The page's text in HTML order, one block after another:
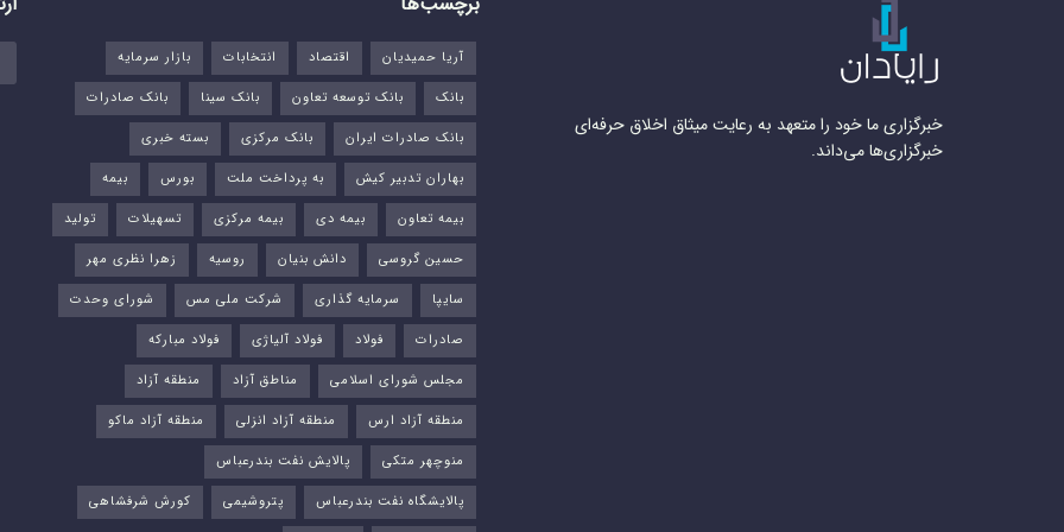
خبرگزاری ما خود را متعهد به رعایت میثاق اخلاق حرفه‌ای
خبرگزاری‌ها می‌داند.
آریا حمیدیان اقتصاد انتخابات
بازار سرمایه
بانک
بانک توسعه تعاون بانک سینا
بانک صادرات
بانک صادرات ایران
بانک مرکزی
بسته خبری
بهاران تدبیر کیش
به پرداخت ملت بورس‌
بیمه
بیمه تعاون
بیمه دی بیمه مرکزی تسهیلات
تولید
حسین گروسی
دانش بنیان روسیه
زهرا نظری مهر
سایپا
سرمایه گذاری شرکت ملی مس
شورای وحدت
صادرات
فولاد فولاد آلیاژی
فولاد مبارکه
مجلس شورای اسلامی
مناطق آزاد
منطقه آزاد
منطقه آزاد ارس
منطقه آزاد انزلی
منطقه آزاد ماکو
منوچهر متکی
پالایش نفت بندرعباس
پالایشگاه نفت بندرعباس
پتروشیمی
کورش شرفشاهی